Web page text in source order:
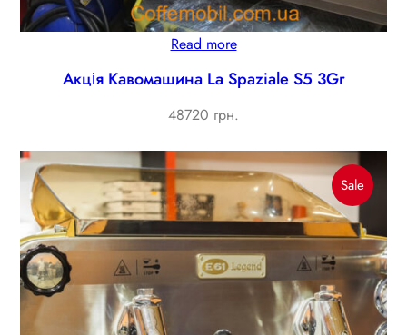
Read more
Акція Кавомашина La Spaziale S5 3Gr
48720 грн.
SaleProduct
On
Sale